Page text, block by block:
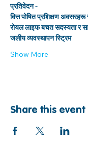
प्रतिवेदन -
वित्त पोषित प्रशिक्षण अवसरहरू
रोयल लाइफ बचत सदस्यता र
जलीय व्यवस्थापन स्ट्रिम
Show More
Share this event